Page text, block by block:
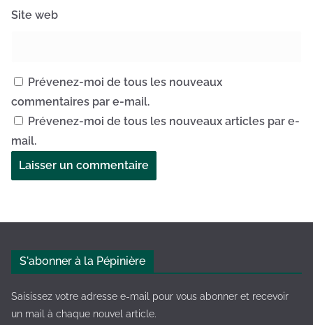
Site web
Prévenez-moi de tous les nouveaux
commentaires par e-mail.
Prévenez-moi de tous les nouveaux articles par e-
mail.
e
S'abonner à la Pépinière
Saisissez votre adresse e-mail pour vous abonner et recevoir
un mail à chaque nouvel article.